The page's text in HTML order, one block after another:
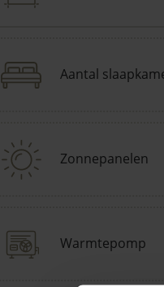
Aantal
Zonnepanelen
Warmtepomp